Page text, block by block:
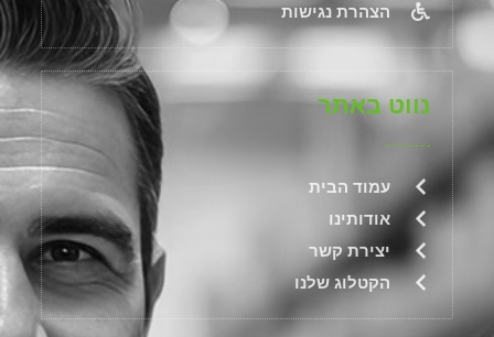
הצהרת נגישות
נווט באתר
עמוד הבית
אודותינו
יצירת קשר
הקטלוג שלנו